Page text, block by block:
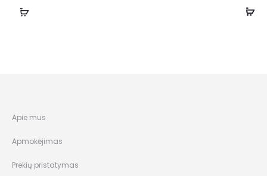
Apie mus
Apmokėjimas
Prekių pristatymas